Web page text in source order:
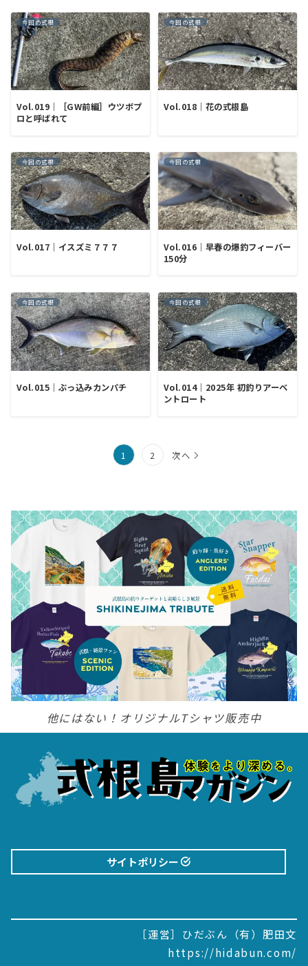
今回の式根
Vol.019｜［GW前編］ウツボプ
ロと呼ばれて
今回の式根
Vol.018｜花の式根島
今回の式根
Vol.017｜イスズミ７７７
今回の式根
Vol.016｜早春の爆釣フィーバー
150分
今回の式根
Vol.015｜ぶっ込みカンパチ
今回の式根
Vol.014｜2025年 初釣りアーベ
ントロート
の
ペ
ー
ジ
送
り
1 2 次へ
他にはない！オリジナルTシャツ販売中
サイトポリシー
［運営］ひだぶん（有）肥田文
https://hidabun.com/